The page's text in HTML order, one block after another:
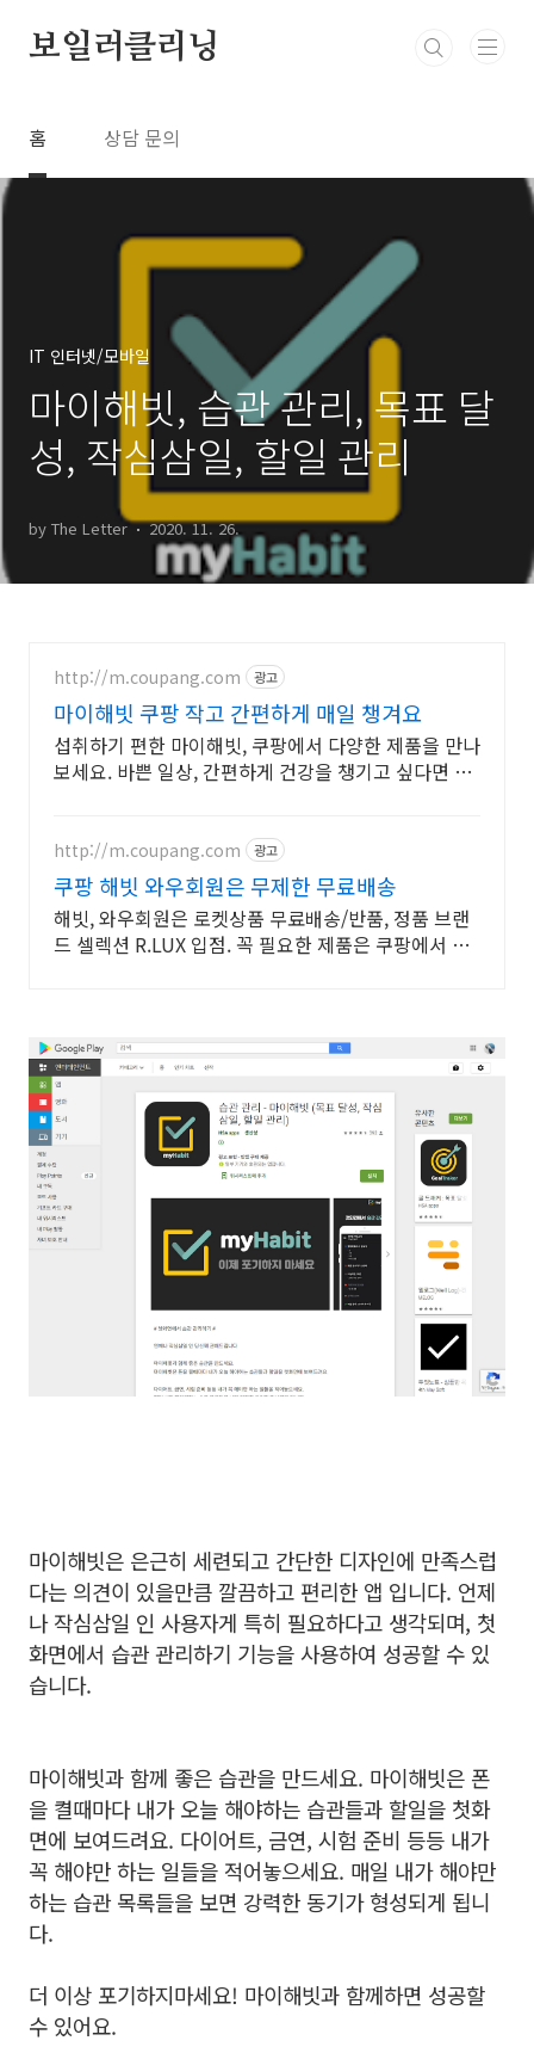
보일러클리닝
홈 상담 문의
IT 인터넷/모바일
마이해빗, 습관 관리, 목표 달
성, 작심삼일, 할일 관리
by The Letter 2020. 11. 26.
http://m.coupang.com 광고
마이해빗 쿠팡 작고 간편하게 매일 챙겨요
섭취하기 편한 마이해빗, 쿠팡에서 다양한 제품을 만나
보세요. 바쁜 일상, 간편하게 건강을 챙기고 싶다면 로
http://m.coupang.com 광고
쿠팡 해빗 와우회원은 무제한 무료배송
해빗, 와우회원은 로켓상품 무료배송/반품, 정품 브랜
드 셀렉션 R.LUX 입점. 꼭 필요한 제품은 쿠팡에서 더
마이해빗은 은근히 세련되고 간단한 디자인에 만족스럽
다는 의견이 있을만큼 깔끔하고 편리한 앱 입니다. 언제
나 작심삼일 인 사용자게 특히 필요하다고 생각되며, 첫
화면에서 습관 관리하기 기능을 사용하여 성공할 수 있
습니다.
마이해빗과 함께 좋은 습관을 만드세요. 마이해빗은 폰
을 켤때마다 내가 오늘 해야하는 습관들과 할일을 첫화
면에 보여드려요. 다이어트, 금연, 시험 준비 등등 내가
꼭 해야만 하는 일들을 적어놓으세요. 매일 내가 해야만
하는 습관 목록들을 보면 강력한 동기가 형성되게 됩니
다.
더 이상 포기하지마세요! 마이해빗과 함께하면 성공할
수 있어요.